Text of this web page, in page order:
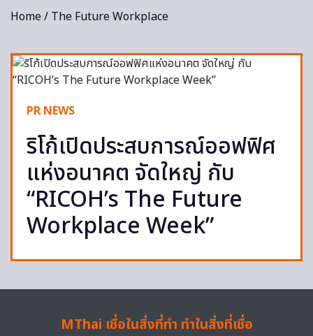
Home/ The Future Workplace
PR NEWS
ริโก้เปิดประสบการณ์ออฟฟิศ
แห่งอนาคต จัดใหญ่ กับ
“RICOH’s The Future
Workplace Week”
MThai เชื่อในสิ่งที่ทำ ทำในสิ่งที่เชื่อ